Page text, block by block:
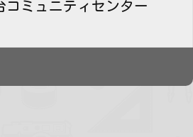
コミュニティセンター